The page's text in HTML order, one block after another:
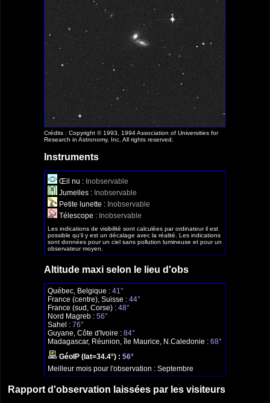
Crédits : Copyright © 1993, 1994 Association of Universities for
Research in Astronomy, Inc. All rights reserved.
Instruments
Œil nu : Inobservable
Jumelles : Inobservable
Petite lunette : Inobservable
Télescope : Inobservable
Les indications de visibilité sont calculées par ordinateur il est
possible qu'il y est un décalage avec la réalité. Les indications
sont données pour un ciel sans pollution lumineuse et pour un
observateur moyen.
Altitude maxi selon le lieu d'obs
Québec, Belgique : 41°
France (centre), Suisse : 44°
France (sud, Corse) : 48°
Nord Magreb : 56°
Sahel : 76°
Guyane, Côte d'Ivoire : 84°
Madagascar, Réunion, île Maurice, N.Caledonie : 68°
GéoIP (lat=34.4°) : 56°
Meilleur mois pour l'observation : Septembre
Rapport d'observation laissées par les visiteurs